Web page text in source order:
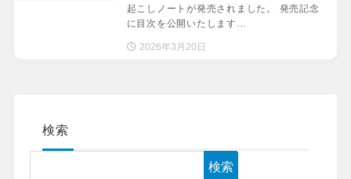
起こしノートが発売されました。 発売記念
に目次を公開いたします…
2026年3月20日
検索
検索